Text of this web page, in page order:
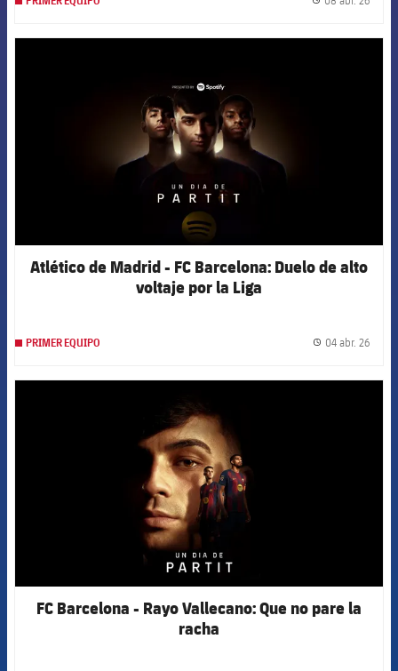
Atlético de Madrid - FC Barcelona: Duelo de alto
voltaje por la Liga
PRIMER EQUIPO 04 abr. 26
FC Barcelona - Rayo Vallecano: Que no pare la
racha